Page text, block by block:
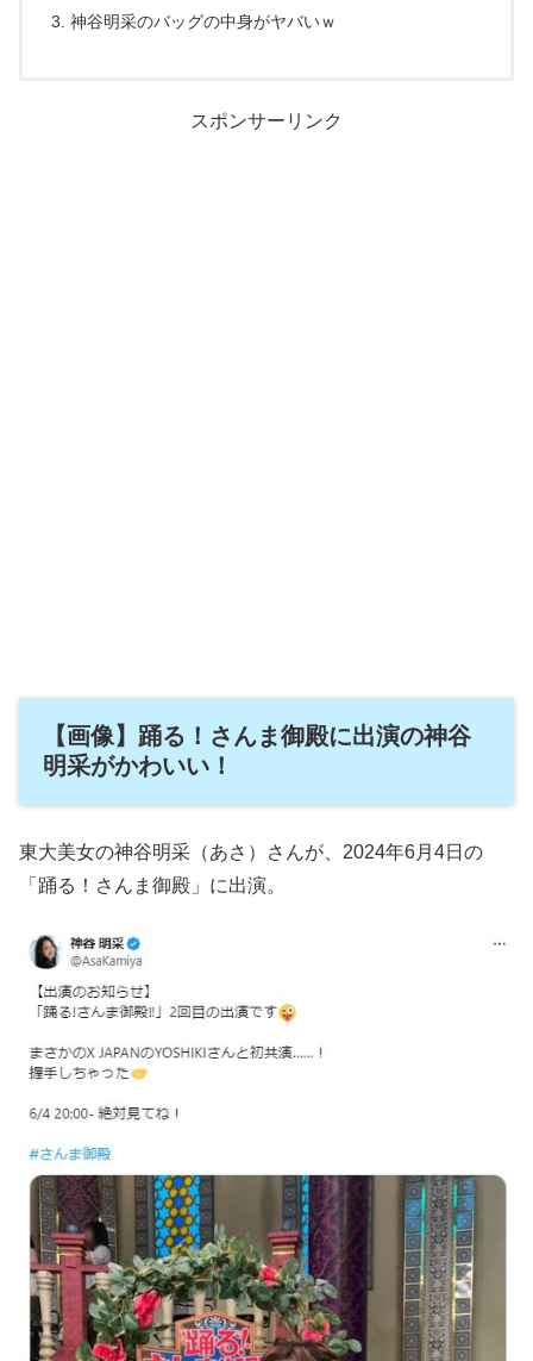
神谷明采のバッグの中身がヤバいｗ
スポンサーリンク
【画像】踊る！さんま御殿に出演の神谷
明采がかわいい！
東大美女の神谷明采（あさ）さんが、2024年6月4日の
「踊る！さんま御殿」に出演。